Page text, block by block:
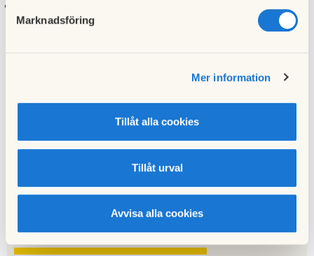
Marknadsföring
Mer information
Tillåt alla cookies
Tillåt urval
Avvisa alla cookies
Föregående nyhet
Sammanfattning september 2024